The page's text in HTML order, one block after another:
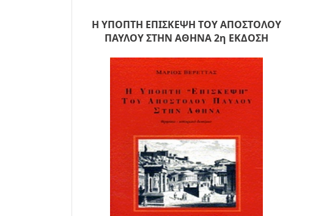
Η ΥΠΟΠΤΗ ΕΠΙΣΚΕΨΗ ΤΟΥ ΑΠΟΣΤΟΛΟΥ
ΠΑΥΛΟΥ ΣΤΗΝ ΑΘΗΝΑ 2η ΕΚΔΟΣΗ